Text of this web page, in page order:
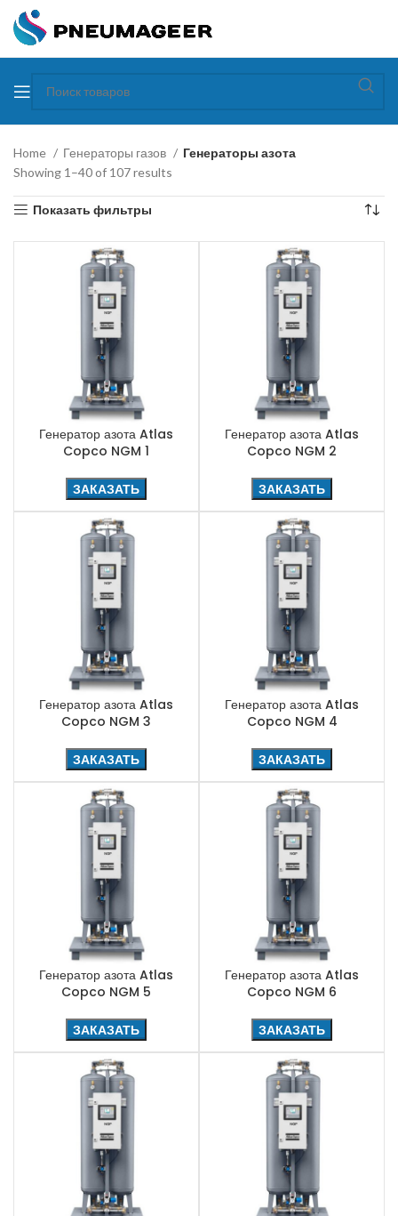
Home Генераторы газов
Генераторы азота
Showing 1–40 of 107 results
Показать фильтры
Генератор азота Atlas
Copco NGM 1
ЗАКАЗАТЬ
Генератор азота Atlas
Copco NGM 2
ЗАКАЗАТЬ
Генератор азота Atlas
Copco NGM 3
ЗАКАЗАТЬ
Генератор азота Atlas
Copco NGM 4
ЗАКАЗАТЬ
Генератор азота Atlas
Copco NGM 5
ЗАКАЗАТЬ
Генератор азота Atlas
Copco NGM 6
ЗАКАЗАТЬ